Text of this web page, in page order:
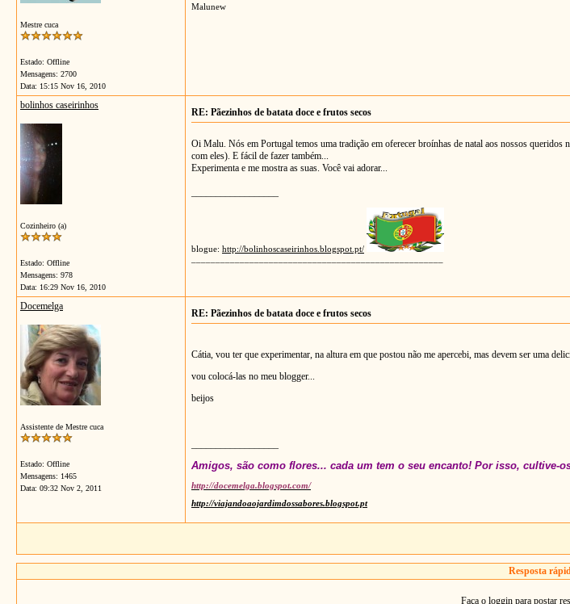
Mestre cuca
Estado: Offline
Mensagens: 2700
Data: 15:15 Nov 16, 2010
Malunew
bolinhos caseirinhos
Cozinheiro (a)
Estado: Offline
Mensagens: 978
Data: 16:29 Nov 16, 2010
RE: Pãezinhos de batata doce e frutos secos
Oi Malu. Nós em Portugal temos uma tradição em oferecer broínhas de natal aos nossos queridos
com eles). E fácil de fazer também...
Experimenta e me mostra as suas. Você vai adorar...
blogue: http://bolinhoscaseirinhos.blogspot.pt/
Docemelga
Assistente de Mestre cuca
Estado: Offline
Mensagens: 1465
Data: 09:32 Nov 2, 2011
RE: Pãezinhos de batata doce e frutos secos
Cátia, vou ter que experimentar, na altura em que postou não me apercebi, mas devem ser uma
vou colocá-las no meu blogger...
beijos
Amigos, são como flores... cada um tem o seu encanto! Por isso, cultive-
http://docemelga.blogspot.com/
http://viajandoaojardimdossabores.blogspot.pt
Resposta
Faça o loggin para postar